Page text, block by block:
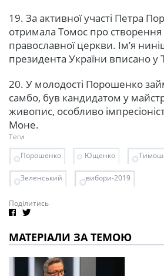
19. За активної участі Петра
отримала Томос про створення
православної церкви. Ім’я
президента України вписано у
20. У молодості Порошенко
самбо, був кандидатом у
живопис, особливо
Моне.
Теги
Порошенко
Ющенко
Зеленський вибори-2019
Поділитись
МАТЕРІАЛИ ЗА ТЕМОЮ